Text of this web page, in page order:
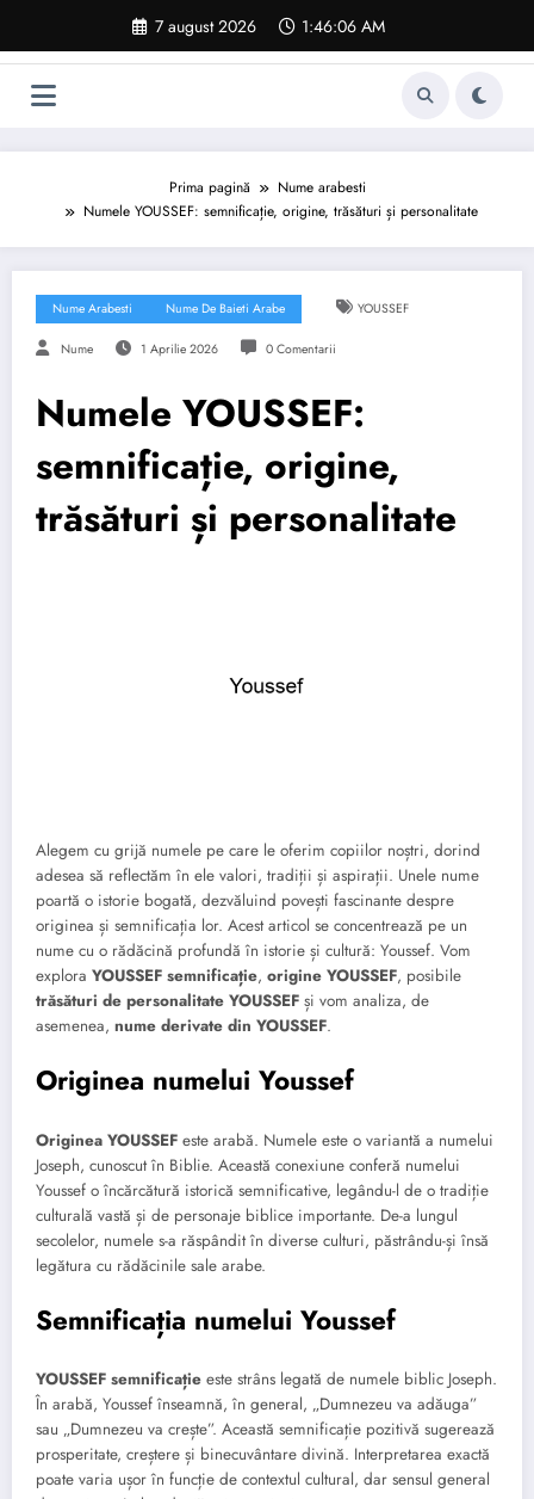
conținut
7 august 2026 1:46:07 AM
Prima pagină
Nume arabesti
Numele YOUSSEF: semnificație, origine, trăsături și personalitate
Nume Arabesti Nume De Baieti Arabe YOUSSEF
Nume 1 Aprilie 2026 0 Comentarii
Numele YOUSSEF:
semnificație, origine,
trăsături și personalitate
Alegem cu grijă numele pe care le oferim copiilor noștri, dorind
adesea să reflectăm în ele valori, tradiții și aspirații. Unele nume
poartă o istorie bogată, dezvăluind povești fascinante despre
originea și semnificația lor. Acest articol se concentrează pe un
nume cu o rădăcină profundă în istorie și cultură: Youssef. Vom
explora YOUSSEF semnificație, origine YOUSSEF, posibile
trăsături de personalitate YOUSSEF și vom analiza, de
asemenea, nume derivate din YOUSSEF.
Originea numelui Youssef
Originea YOUSSEF este arabă. Numele este o variantă a numelui
Joseph, cunoscut în Biblie. Această conexiune conferă numelui
Youssef o încărcătură istorică semnificative, legându-l de o tradiție
culturală vastă și de personaje biblice importante. De-a lungul
secolelor, numele s-a răspândit în diverse culturi, păstrându-și însă
legătura cu rădăcinile sale arabe.
Semnificația numelui Youssef
YOUSSEF semnificație este strâns legată de numele biblic Joseph.
În arabă, Youssef înseamnă, în general, „Dumnezeu va adăuga”
sau „Dumnezeu va crește”. Această semnificație pozitivă sugerează
prosperitate, creștere și binecuvântare divină. Interpretarea exactă
poate varia ușor în funcție de contextul cultural, dar sensul general